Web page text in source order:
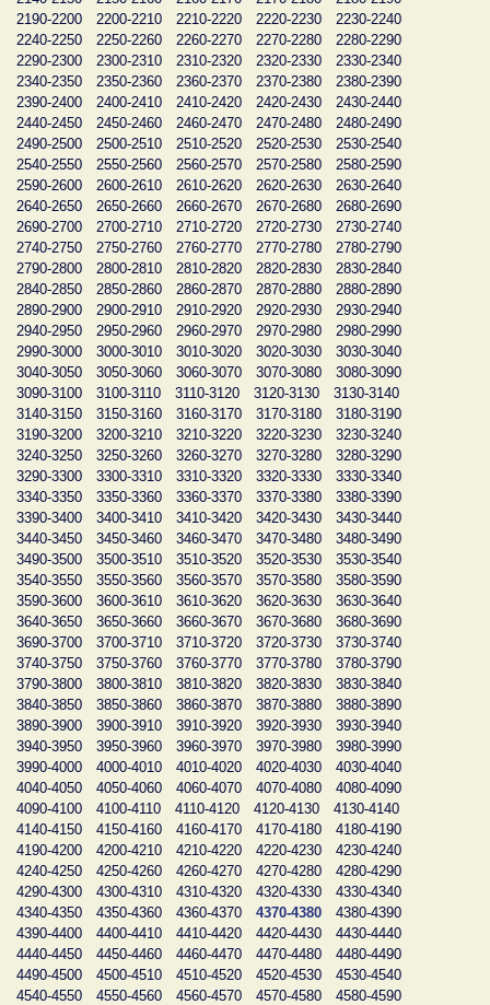
2190-2200
2200-2210 2210-2220 2220-2230
2230-2240
2240-2250
2250-2260 2260-2270 2270-2280
2280-2290
2290-2300
2300-2310 2310-2320 2320-2330
2330-2340
2340-2350
2350-2360 2360-2370 2370-2380
2380-2390
2390-2400
2400-2410 2410-2420 2420-2430
2430-2440
2440-2450
2450-2460 2460-2470 2470-2480
2480-2490
2490-2500
2500-2510 2510-2520 2520-2530
2530-2540
2540-2550
2550-2560 2560-2570 2570-2580
2580-2590
2590-2600
2600-2610 2610-2620 2620-2630
2630-2640
2640-2650
2650-2660 2660-2670 2670-2680
2680-2690
2690-2700
2700-2710 2710-2720 2720-2730
2730-2740
2740-2750
2750-2760 2760-2770 2770-2780
2780-2790
2790-2800
2800-2810 2810-2820 2820-2830
2830-2840
2840-2850
2850-2860 2860-2870 2870-2880
2880-2890
2890-2900
2900-2910 2910-2920 2920-2930
2930-2940
2940-2950
2950-2960 2960-2970 2970-2980
2980-2990
2990-3000
3000-3010 3010-3020 3020-3030
3030-3040
3040-3050
3050-3060 3060-3070 3070-3080
3080-3090
3090-3100
3100-3110 3110-3120 3120-3130
3130-3140
3140-3150
3150-3160 3160-3170 3170-3180
3180-3190
3190-3200
3200-3210 3210-3220 3220-3230
3230-3240
3240-3250
3250-3260 3260-3270 3270-3280
3280-3290
3290-3300
3300-3310 3310-3320 3320-3330
3330-3340
3340-3350
3350-3360 3360-3370 3370-3380
3380-3390
3390-3400
3400-3410 3410-3420 3420-3430
3430-3440
3440-3450
3450-3460 3460-3470 3470-3480
3480-3490
3490-3500
3500-3510 3510-3520 3520-3530
3530-3540
3540-3550
3550-3560 3560-3570 3570-3580
3580-3590
3590-3600
3600-3610 3610-3620 3620-3630
3630-3640
3640-3650
3650-3660 3660-3670 3670-3680
3680-3690
3690-3700
3700-3710 3710-3720 3720-3730
3730-3740
3740-3750
3750-3760 3760-3770 3770-3780
3780-3790
3790-3800
3800-3810 3810-3820 3820-3830
3830-3840
3840-3850
3850-3860 3860-3870 3870-3880
3880-3890
3890-3900
3900-3910 3910-3920 3920-3930
3930-3940
3940-3950
3950-3960 3960-3970 3970-3980
3980-3990
3990-4000
4000-4010 4010-4020 4020-4030
4030-4040
4040-4050
4050-4060 4060-4070 4070-4080
4080-4090
4090-4100
4100-4110 4110-4120 4120-4130
4130-4140
4140-4150
4150-4160 4160-4170 4170-4180
4180-4190
4190-4200
4200-4210 4210-4220 4220-4230
4230-4240
4240-4250
4250-4260 4260-4270 4270-4280
4280-4290
4290-4300
4300-4310 4310-4320 4320-4330
4330-4340
4340-4350
4350-4360 4360-4370 4370-4380
4380-4390
4390-4400
4400-4410 4410-4420 4420-4430
4430-4440
4440-4450
4450-4460 4460-4470 4470-4480
4480-4490
4490-4500
4500-4510 4510-4520 4520-4530
4530-4540
4540-4550
4550-4560 4560-4570 4570-4580
4580-4590